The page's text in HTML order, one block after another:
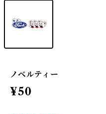
ノベルティー
¥50